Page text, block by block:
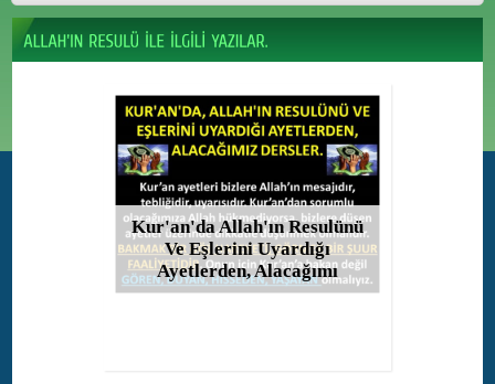
Kur'an'da Allah'ın Resulünü
Ve Eşlerini Uyardığı
Ayetlerden, Alacağımı